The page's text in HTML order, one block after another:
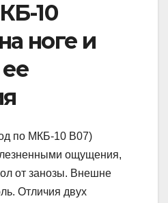
10
ноге и
по МКБ-10 В07)
ощущения,
от занозы. Внешне
Отличия двух